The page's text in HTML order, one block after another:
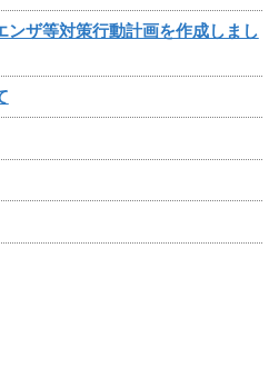
ンザ等対策行動計画を作成しまし